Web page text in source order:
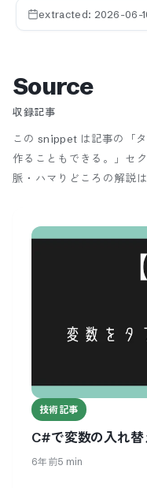
extracted: 2026-06-
Source
収録記事
この snippet は記事の「
作ることもできる。」セ
脈・ハマりどころの解説
技術記事
C#で変数の入れ
6年前5 min